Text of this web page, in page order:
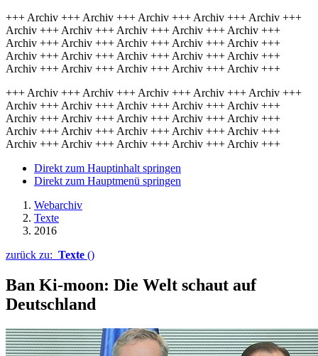
+++ Archiv +++ Archiv +++ Archiv +++ Archiv +++ Archiv +++
Archiv +++ Archiv +++ Archiv +++ Archiv +++ Archiv +++
Archiv +++ Archiv +++ Archiv +++ Archiv +++ Archiv +++
Archiv +++ Archiv +++ Archiv +++ Archiv +++ Archiv +++
Archiv +++ Archiv +++ Archiv +++ Archiv +++ Archiv +++
+++ Archiv +++ Archiv +++ Archiv +++ Archiv +++ Archiv +++
Archiv +++ Archiv +++ Archiv +++ Archiv +++ Archiv +++
Archiv +++ Archiv +++ Archiv +++ Archiv +++ Archiv +++
Archiv +++ Archiv +++ Archiv +++ Archiv +++ Archiv +++
Archiv +++ Archiv +++ Archiv +++ Archiv +++ Archiv +++
Direkt zum Hauptinhalt springen
Direkt zum Hauptmenü springen
Webarchiv
Texte
2016
zurück zu: Texte ()
Ban Ki-moon: Die Welt schaut auf
Deutschland